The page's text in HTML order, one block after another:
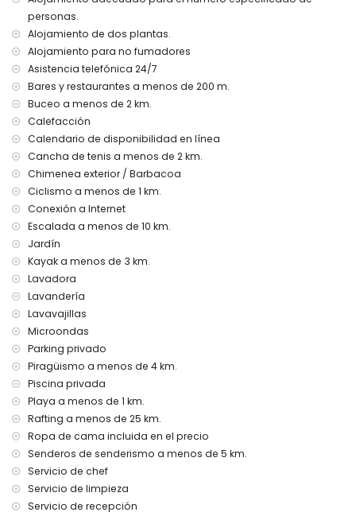
Luces led
toldos eléctricos en las ventanas salon y dormitorios y
sistema solar
lavadora con función secadora en la cocina
Plancha y tabla de planchar
secador de pelo
caja fuerte
servicios
Trona o cuna bajo petición
cambio de sábanas después de 1 semana incluido
Sábanas y toallas incluidas
Número de teléfono de emergencia SOS disponible
Zona exterior del conjunto residencial San Juan Denia:
Complejo residencial seguro y completamente cerrado
Acceso solo para residentes con código de seguridad
Supermercados justo al lado
Más información
población más cercana Denia (a menos de 200 metros de
la villa)
playa más cercana Las Marinas (a menos de 1000 metros
de la villa)
puerto más cercano a menos de 1000 metros de la villa
parque más cercano a menos de 1000 metros de la villa
aeropuerto más cercano Valencia ( > 100 kilómetros de la
villa)
segundo aeropuerto más cercano Alicante (a menos de
100 kilómetros de la villa)
transporte público autobús a menos de 1000 metros y tren
a menos de 50 kilómetros de la villa
no se permite fumar
personas.
Alojamiento de dos plantas.
Alojamiento para no fumadores
Asistencia telefónica 24/7
Bares y restaurantes a menos de 200 m.
Buceo a menos de 2 km.
Calefacción
Calendario de disponibilidad en línea
Cancha de tenis a menos de 2 km.
Chimenea exterior / Barbacoa
Ciclismo a menos de 1 km.
Conexión a Internet
Escalada a menos de 10 km.
Jardín
Kayak a menos de 3 km.
Lavadora
Lavandería
Lavavajillas
Microondas
Parking privado
Piragüismo a menos de 4 km.
Piscina privada
Playa a menos de 1 km.
Rafting a menos de 25 km.
Ropa de cama incluida en el precio
Senderos de senderismo a menos de 5 km.
Servicio de chef
Servicio de limpieza
Servicio de recepción